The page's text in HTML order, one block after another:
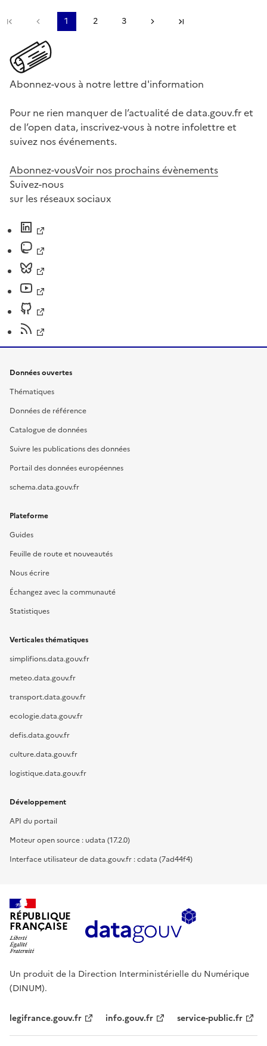
Première pagePage précédente
1 2 3 Page suivante
Abonnez-vous à notre lettre d'information
Pour ne rien manquer de l’actualité de data.gouv.fr et
de l’open data, inscrivez-vous à notre infolettre et
suivez nos événements.
Abonnez-vousVoir nos prochains évènements
Suivez-nous
sur les réseaux sociaux
Données ouvertes
Thématiques
Données de référence
Catalogue de données
Suivre les publications des données
Portail des données européennes
schema.data.gouv.fr
Plateforme
Guides
Feuille de route et nouveautés
Nous écrire
Échangez avec la communauté
Statistiques
Verticales thématiques
simplifions.data.gouv.fr
meteo.data.gouv.fr
transport.data.gouv.fr
ecologie.data.gouv.fr
defis.data.gouv.fr
culture.data.gouv.fr
logistique.data.gouv.fr
Développement
API du portail
Moteur open source : udata (17.2.0)
Interface utilisateur de data.gouv.fr : cdata (7ad44f4)
RÉPUBLIQUE
FRANÇAISE
Un produit de la Direction Interministérielle du Numérique
(DINUM).
legifrance.gouv.fr info.gouv.fr service-public.fr